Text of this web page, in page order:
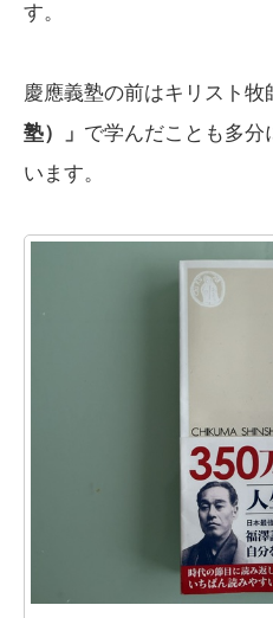
す。
慶應義塾の前はキリスト牧
塾）」 で学んだことも多分
います。